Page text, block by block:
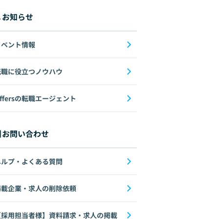
お知らせ
ント情報
に役立つノウハウ
の転職エージェント
お問い合わせ
プ・よくある質問
企業・求人の削除依頼
用担当者様】資料請求・求人の掲載